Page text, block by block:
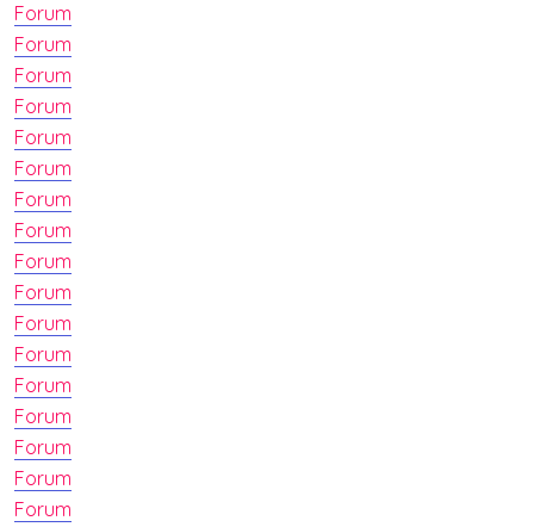
Forum
Forum
Forum
Forum
Forum
Forum
Forum
Forum
Forum
Forum
Forum
Forum
Forum
Forum
Forum
Forum
Forum